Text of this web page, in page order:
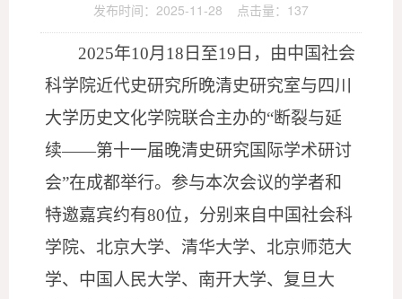
发布时间：2025-11-28 点击量： 137
2025年10月18日至19日，由中国社会
科学院近代史研究所晚清史研究室与四川
大学历史文化学院联合主办的“断裂与延
续——第十一届晚清史研究国际学术研讨
会”在成都举行。参与本次会议的学者和
特邀嘉宾约有80位，分别来自中国社会科
学院、北京大学、清华大学、北京师范大
学、中国人民大学、南开大学、复旦大